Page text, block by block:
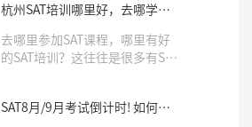
杭州SAT培训哪里好，去哪学习
去哪里参加SAT课程，哪里有好
的SAT培训？这往往是很多有SAT
训机构，往往会对学生SAT成绩
SAT8月/9月考试倒计时! 如何针